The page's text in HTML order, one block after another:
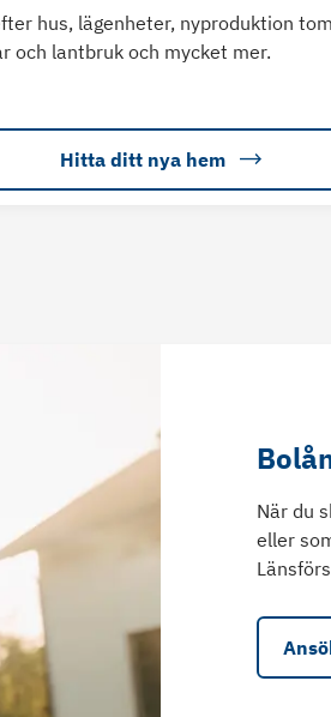
hus, lägenheter, nyproduktion
och lantbruk och mycket mer.
Hitta ditt nya hem
När du
eller